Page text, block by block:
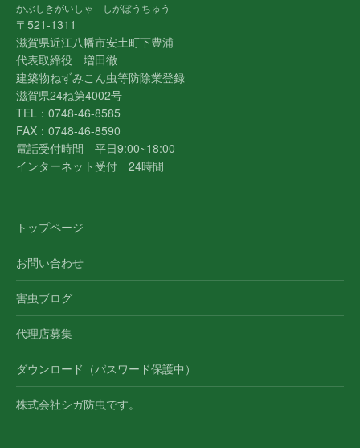
かぶしきがいしゃ しがぼうちゅう
〒521-1311
滋賀県近江八幡市安土町下豊浦
代表取締役 増田徹
建築物ねずみこん虫等防除業登録
滋賀県24ね第4002号
TEL：0748-46-8585
FAX：0748-46-8590
電話受付時間 平日9:00~18:00
インターネット受付 24時間
トップページ
お問い合わせ
害虫ブログ
代理店募集
ダウンロード（パスワード保護中）
株式会社シガ防虫です。